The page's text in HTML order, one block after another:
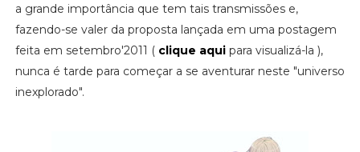
a grande importância que tem tais transmissões e,
fazendo-se valer da proposta lançada em uma postagem
feita em setembro'2011 ( clique aquipara visualizá-la ),
nunca é tarde para começar a se aventurar neste "universo
inexplorado".